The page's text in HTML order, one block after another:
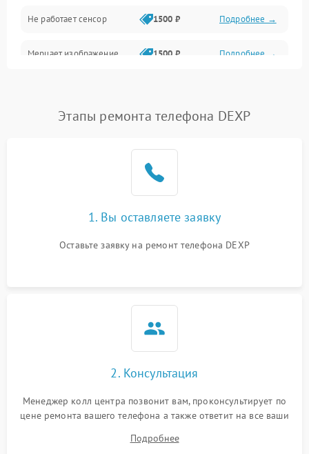
Не работает сенсор 1500 ₽ Подробнее →
Мерцает изображение 1500 ₽ Подробнее →
Не работает Face ID 4000 ₽ Подробнее →
Этапы ремонта телефона DEXP
1. Вы оставляете заявку
Оставьте заявку на ремонт телефона DEXP
2. Консультация
Менеджер колл центра позвонит вам, проконсультирует по
цене ремонта вашего телефона а также ответит на все ваши
Подробнее